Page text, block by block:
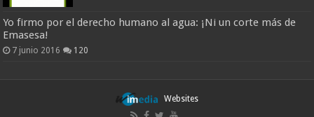
Yo firmo por el derecho humano al agua: ¡Ni un corte más de
Emasesa!
7 junio 2016 120
Websites